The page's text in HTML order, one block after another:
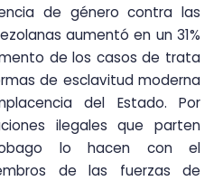
de género contra las
aumentó en un 31%
de los casos de trata
de esclavitud moderna
del Estado. Por
ilegales que parten
lo hacen con el
de las fuerzas de